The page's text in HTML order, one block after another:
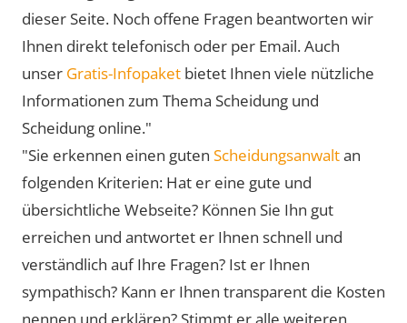
dieser Seite. Noch offene Fragen beantworten wir
Ihnen direkt telefonisch oder per Email. Auch
unser Gratis-Infopaket bietet Ihnen viele nützliche
Informationen zum Thema Scheidung und
Scheidung online."
"Sie erkennen einen guten Scheidungsanwaltan
folgenden Kriterien: Hat er eine gute und
übersichtliche Webseite? Können Sie Ihn gut
erreichen und antwortet er Ihnen schnell und
verständlich auf Ihre Fragen? Ist er Ihnen
sympathisch? Kann er Ihnen transparent die Kosten
nennen und erklären? Stimmt er alle weiteren